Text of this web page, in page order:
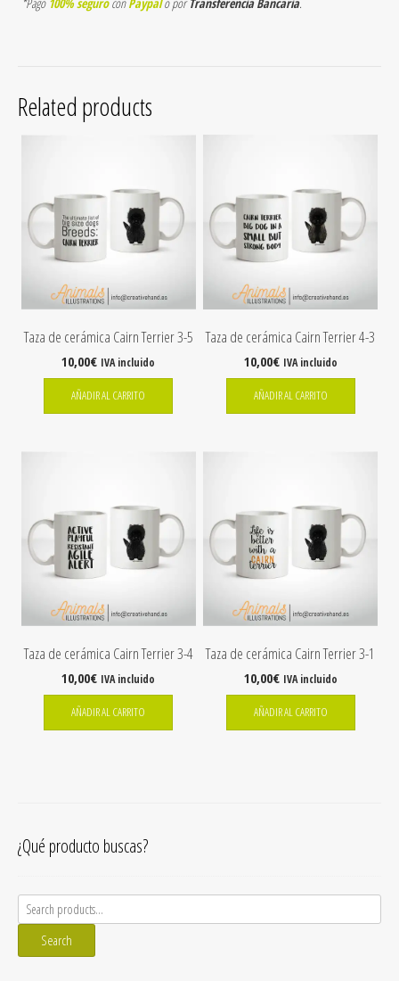
Related products
Taza de cerámica Cairn Terrier 3-5
10,00€ IVA incluido
AÑADIR AL CARRITO
Taza de cerámica Cairn Terrier 4-3
10,00€ IVA incluido
AÑADIR AL CARRITO
Taza de cerámica Cairn Terrier 3-4
10,00€ IVA incluido
AÑADIR AL CARRITO
Taza de cerámica Cairn Terrier 3-1
10,00€ IVA incluido
AÑADIR AL CARRITO
¿Qué producto buscas?
Search
for:
Search